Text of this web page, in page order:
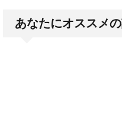
あなたにオススメ